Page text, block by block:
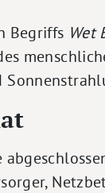
Begriffs Wet